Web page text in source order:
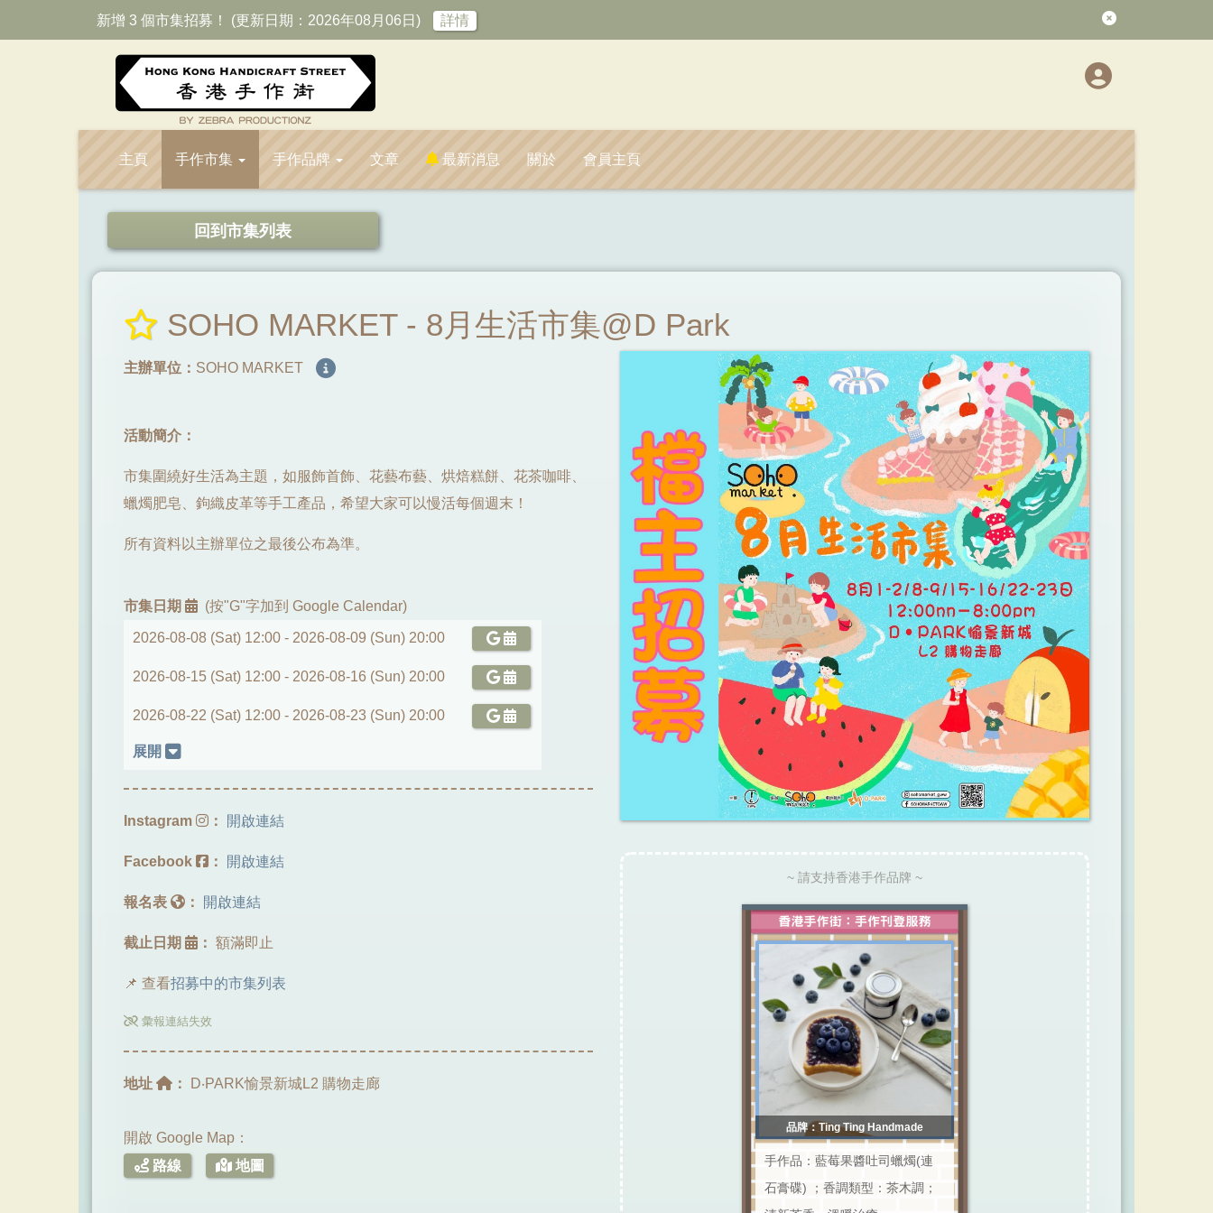
新增 3 個市集招募！ (更新日期：2026年08月06日) 詳情
主頁 手作市集 手作品牌 文章 最新消息 關於 會員主頁
回到市集列表
SOHO MARKET - 8月生活市集@D Park
~ 請支持香港手作品牌 ~
品牌：Ting Ting Handmade
手作品：藍莓果醬吐司蠟燭(連
石膏碟) ；香調類型：茶木調；
主辦單位： SOHO MARKET
活動簡介：
市集圍繞好生活為主題，如服飾首飾、花藝布藝、烘焙糕餅、花茶咖啡、
蠟燭肥皂、鉤織皮革等手工產品，希望大家可以慢活每個週末！
所有資料以主辦單位之最後公布為準。
市集日期 (按"G"字加到 Google Calendar)
2026-08-08 (Sat) 12:00 - 2026-08-09 (Sun) 20:00
2026-08-15 (Sat) 12:00 - 2026-08-16 (Sun) 20:00
2026-08-22 (Sat) 12:00 - 2026-08-23 (Sun) 20:00
展開
Instagram ： 開啟連結
Facebook ： 開啟連結
報名表 ： 開啟連結
截止日期 ： 額滿即止
📌 查看招募中的市集列表
彙報連結失效
地址 ： D‧PARK愉景新城L2 購物走廊
開啟 Google Map：
路線
地圖